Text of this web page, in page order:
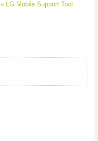
« LG Mobile Support Tool